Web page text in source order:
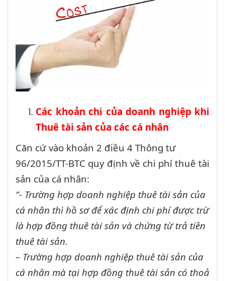
Các khoản chi của doanh nghiệp khi
Thuê tài sản của các cá nhân
Căn cứ vào khoản 2 điều 4 Thông tư
96/2015/TT-BTC quy định về chi phí thuê tài
sản của cá nhân:
“- Trường hợp doanh nghiệp thuê tài sản của
cá nhân thì hồ sơ để xác định chi phí được trừ
là hợp đồng thuê tài sản và chứng từ trả tiền
thuê tài sản.
– Trường hợp doanh nghiệp thuê tài sản của
cá nhân mà tại hợp đồng thuê tài sản có thoả